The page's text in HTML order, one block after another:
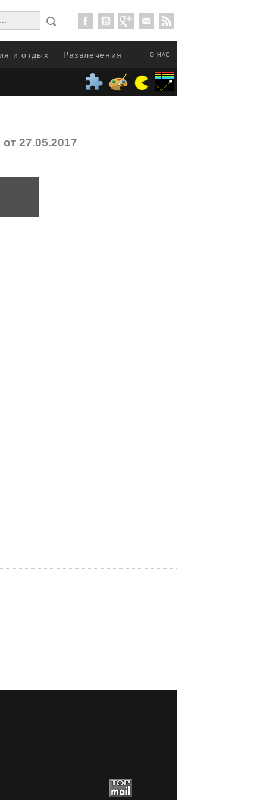
О НАС
и отдых Развлечения
от 27.05.2017